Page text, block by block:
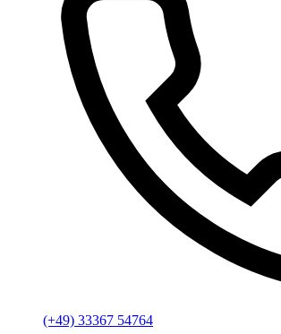
(+49) 33367 54764